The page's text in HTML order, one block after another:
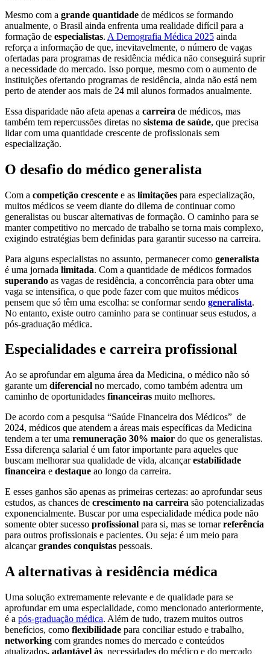
Mesmo com a grande quantidade de médicos se formando
anualmente, o Brasil ainda enfrenta uma realidade difícil para a
formação de especialistas. A Demografia Médica 2025 ainda
reforça a informação de que, inevitavelmente, o número de vagas
ofertadas para programas de residência médica não conseguirá suprir
a necessidade do mercado. Isso porque, mesmo com o aumento de
instituições ofertando programas de residência, ainda não está nem
perto de atender aos mais de 24 mil alunos formados anualmente.
Essa disparidade não afeta apenas a carreira de médicos, mas
também tem repercussões diretas no sistema de saúde, que precisa
lidar com uma quantidade crescente de profissionais sem
especialização.
O desafio do médico generalista
Com a competição crescente e as limitações para especialização,
muitos médicos se veem diante do dilema de continuar como
generalistas ou buscar alternativas de formação. O caminho para se
manter competitivo no mercado de trabalho se torna mais complexo,
exigindo estratégias bem definidas para garantir sucesso na carreira.
Para alguns especialistas no assunto, permanecer como generalista
é uma jornada limitada. Com a quantidade de médicos formados
superando as vagas de residência, a concorrência para obter uma
vaga se intensifica, o que pode fazer com que muitos médicos
pensem que só têm uma escolha: se conformar sendo generalista.
No entanto, existe outro caminho para se continuar seus estudos, a
pós-graduação médica.
Especialidades e carreira profissional
Ao se aprofundar em alguma área da Medicina, o médico não só
garante um diferencial no mercado, como também adentra um
caminho de oportunidades financeiras muito melhores.
De acordo com a pesquisa “Saúde Financeira dos Médicos” de
2024, médicos que atendem a áreas mais específicas da Medicina
tendem a ter uma remuneração 30% maior do que os generalistas.
Essa diferença salarial é um fator importante para aqueles que
buscam melhorar sua qualidade de vida, alcançarestabilidade
financeira e destaque ao longo da carreira.
E esses ganhos são apenas as primeiras certezas: ao aprofundar seus
estudos, as chances de crescimento na carreira são potencializadas
exponencialmente. Buscar por uma especialidade médica pode não
somente obter sucesso profissional para si, mas se tornarreferência
para outros profissionais e pacientes. Ou seja: é um meio para
alcançargrandes conquistas pessoais.
A alternativas à residência médica
Uma solução extremamente relevante e de qualidade para se
aprofundar em uma especialidade, como mencionado anteriormente,
é a pós-graduação médica. Além de tudo, trazem muitos outros
benefícios, como flexibilidade para conciliar estudo e trabalho,
networking com grandes nomes do mercado e conteúdos
atualizados, adaptável às necessidades do médico e do mercado